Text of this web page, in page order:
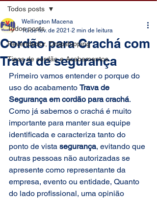
Todos posts
Revendedor, Dropshipping
Tipos de cordão e Acabamentos
Todos posts
Cordão para Crachá com
Trava de segurança
Wellington Macena
16 de fev. de 2021 2 min de leitura
Primeiro vamos entender o porque do
uso do acabamento Trava de
Segurança em cordão para crachá.
Como já sabemos o crachá é muito
importante para manter sua equipe
identificada e caracteriza tanto do
ponto de vista segurança, evitando que
outras pessoas não autorizadas se
apresente como representante da
empresa, evento ou entidade, Quanto
do lado profissional, uma opinião